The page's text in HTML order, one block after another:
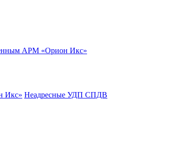
АРМ «Орион Икс»
Икс» Неадресные УДП СПДВ